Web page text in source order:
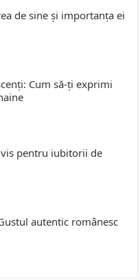
de sine și importanța ei
Cum să-ți exprimi
pentru iubitorii de
autentic românesc